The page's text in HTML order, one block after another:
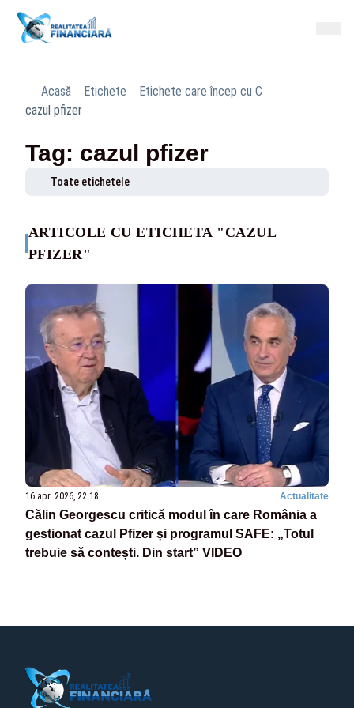
Acasă Etichete
Etichete care încep cu C
cazul pfizer
Tag: cazul pfizer
Toate etichetele
ARTICOLE CU ETICHETA "CAZUL
PFIZER"
16 apr. 2026, 22:18 Actualitate
Călin Georgescu critică modul în care România a
gestionat cazul Pfizer și programul SAFE: „Totul
trebuie să contești. Din start” VIDEO